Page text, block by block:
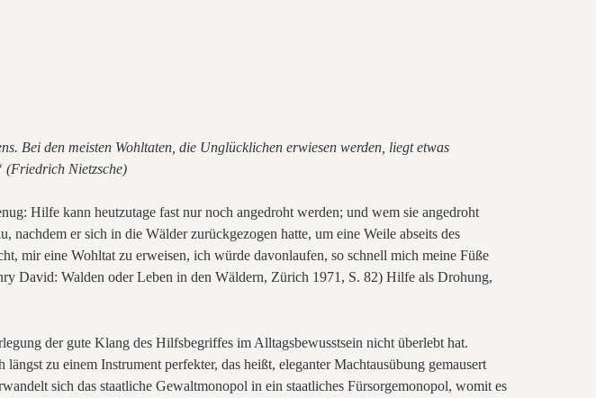
Bei den meisten Wohltaten, die Unglücklichen erwiesen werden, liegt etwas
(Friedrich Nietzsche)
Hilfe kann heutzutage fast nur noch angedroht werden; und wem sie angedroht
er sich in die Wälder zurückgezogen hatte, um eine Weile abseits des
mir eine Wohltat zu erweisen, ich würde davonlaufen, so schnell mich meine Füße
David: Walden oder Leben in den Wäldern, Zürich 1971, S. 82) Hilfe als Drohung,
der gute Klang des Hilfsbegriffes im Alltagsbewusstsein nicht überlebt hat.
zu einem Instrument perfekter, das heißt, eleganter Machtausübung gemausert
sich das staatliche Gewaltmonopol in ein staatliches Fürsorgemonopol, womit es